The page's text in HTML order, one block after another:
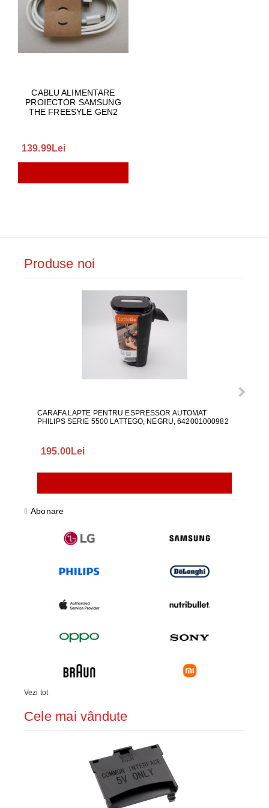
CABLU ALIMENTARE
PROIECTOR SAMSUNG
THE FREESYLE GEN2
139.99Lei
Produse noi
CARAFA LAPTE PENTRU ESPRESSOR AUTOMAT
PHILIPS SERIE 5500 LATTEGO, NEGRU, 642001000982
195.00Lei
Abonare
Vezi tot
Cele mai vândute